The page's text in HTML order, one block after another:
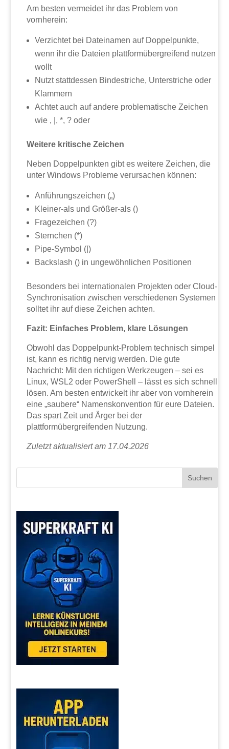
Am besten vermeidet ihr das Problem von
vornherein:
Verzichtet bei Dateinamen auf Doppelpunkte,
wenn ihr die Dateien plattformübergreifend nutzen
wollt
Nutzt stattdessen Bindestriche, Unterstriche oder
Klammern
Achtet auch auf andere problematische Zeichen
wie , |, *, ? oder
Weitere kritische Zeichen
Neben Doppelpunkten gibt es weitere Zeichen, die
unter Windows Probleme verursachen können:
Anführungszeichen („)
Kleiner-als und Größer-als ()
Fragezeichen (?)
Sternchen (*)
Pipe-Symbol (|)
Backslash () in ungewöhnlichen Positionen
Besonders bei internationalen Projekten oder Cloud-
Synchronisation zwischen verschiedenen Systemen
solltet ihr auf diese Zeichen achten.
Fazit: Einfaches Problem, klare Lösungen
Obwohl das Doppelpunkt-Problem technisch simpel
ist, kann es richtig nervig werden. Die gute
Nachricht: Mit den richtigen Werkzeugen – sei es
Linux, WSL2 oder PowerShell – lässt es sich schnell
lösen. Am besten entwickelt ihr aber von vornherein
eine „saubere“ Namenskonvention für eure Dateien.
Das spart Zeit und Ärger bei der
plattformübergreifenden Nutzung.
Zuletzt aktualisiert am 17.04.2026